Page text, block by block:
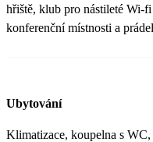
hřiště, klub pro nástileté Wi-
konferenční místnosti a
Ubytování
Klimatizace, koupelna s